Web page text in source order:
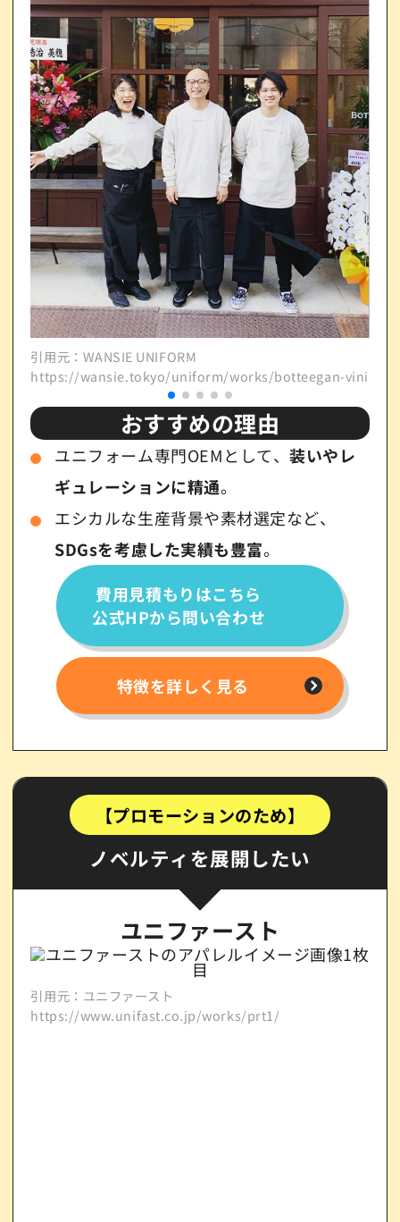
引用元：WANSIE UNIFORM
https://wansie.tokyo/uniform/works/botteegan-vini/
おすすめの理由
ユニフォーム専門OEMとして、装いやレ
ギュレーションに精通。
エシカルな生産背景や素材選定など、
SDGsを考慮した実績も豊富。
費用見積もりはこちら
公式HPから問い合わせ
特徴を詳しく見る
【プロモーションのため】
ノベルティを展開したい
ユニファースト
引用元：ユニファースト
https://www.unifast.co.jp/works/prt1/